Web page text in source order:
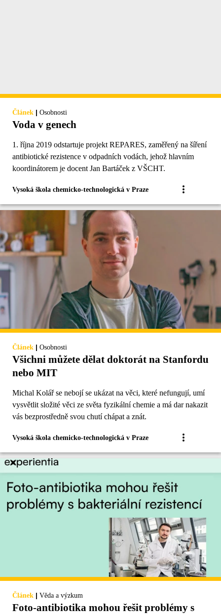
Článek | Osobnosti
Voda v genech
1. října 2019 odstartuje projekt REPARES, zaměřený na šíření
antibiotické rezistence v odpadních vodách, jehož hlavním
koordinátorem je docent Jan Bartáček z VŠCHT.
Vysoká škola chemicko-technologická v Praze
Článek | Osobnosti
Všichni můžete dělat doktorát na Stanfordu
nebo MIT
Michal Kolář se nebojí se ukázat na věci, které nefungují, umí
vysvětlit složité věci ze světa fyzikální chemie a má dar nakazit
vás bezprostředně svou chutí chápat a znát.
Vysoká škola chemicko-technologická v Praze
Článek | Věda a výzkum
Foto-antibiotika mohou řešit problémy s